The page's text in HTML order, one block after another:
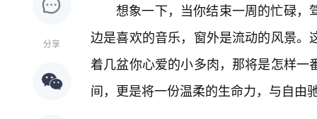
分享
想象一下，当你结束一周的忙碌，
边是喜欢的音乐，窗外是流动的风景
着几盆你心爱的小多肉，那将是怎样
间，更是将一份温柔的生命力，与自由